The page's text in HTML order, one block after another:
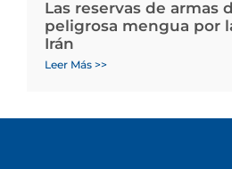
Las reservas de armas
peligrosa mengua por
Irán
Leer Más >>